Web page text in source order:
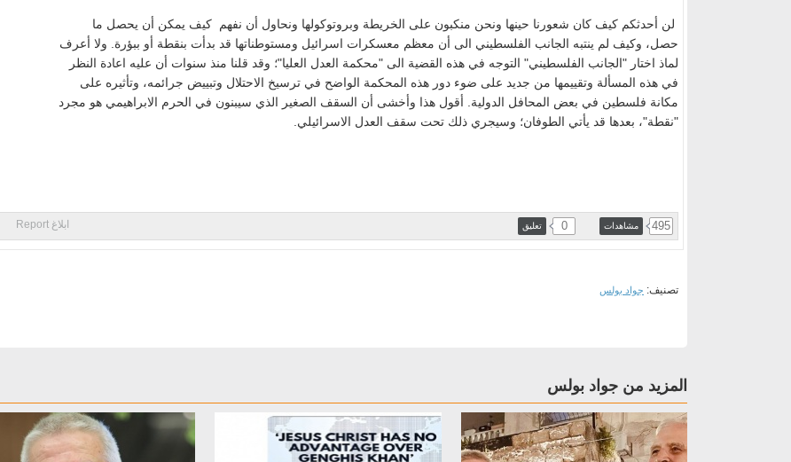
لن أحدثكم كيف كان شعورنا حينها ونحن منكبون على الخريطة وبروتوكولها ونحاول أن نفهم كيف يمكن أن يحصل ما
حصل، وكيف لم ينتبه الجانب الفلسطيني الى أن معظم معسكرات اسرائيل ومستوطناتها قد بدأت بنقطة أو ببؤرة. ولا أعرف
لماذ اختار "الجانب الفلسطيني" التوجه في هذه القضية الى "محكمة العدل العليا"؛ وقد قلنا منذ سنوات أن عليه اعادة النظر
في هذه المسألة وتقييمها من جديد على ضوء دور هذه المحكمة الواضح في ترسيخ الاحتلال وتبييض جرائمه، وتأثيره على
مكانة فلسطين في بعض المحافل الدولية. أقول هذا وأخشى أن السقف الصغير الذي سيبنون في الحرم الابراهيمي هو مجرد
"نقطة"، بعدها قد يأتي الطوفان؛ وسيجري ذلك تحت سقف العدل الاسرائيلي.
495 مشاهدات 0 تعليق ابلاغ Report
تصنيف: جواد بولس
المزيد من جواد بولس